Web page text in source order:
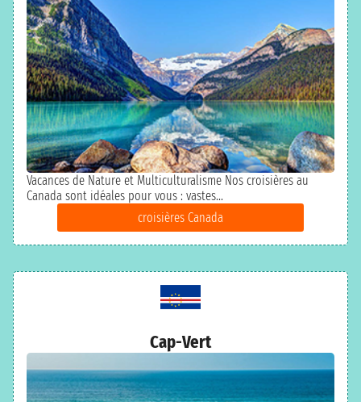
Vacances de Nature et Multiculturalisme Nos croisières au
Canada sont idéales pour vous : vastes...
croisières Canada
Cap-Vert